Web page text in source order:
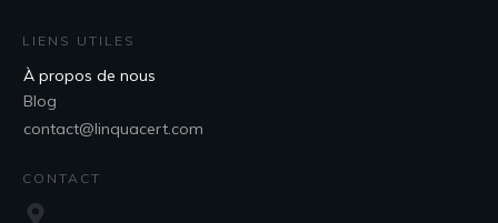
LIENS UTILES
À propos de nous
Blog
contact@linquacert.com
CONTACT